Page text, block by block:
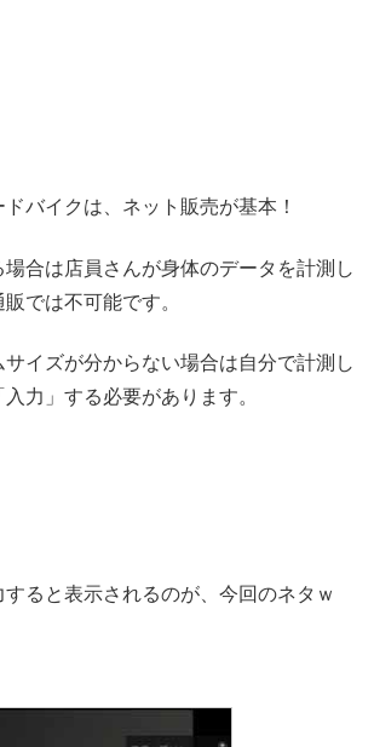
バイクは、ネット販売が基本！
合は店員さんが身体のデータを計測し
では不可能です。
イズが分からない場合は自分で計測し
力」する必要があります。
ると表示されるのが、今回のネタｗ